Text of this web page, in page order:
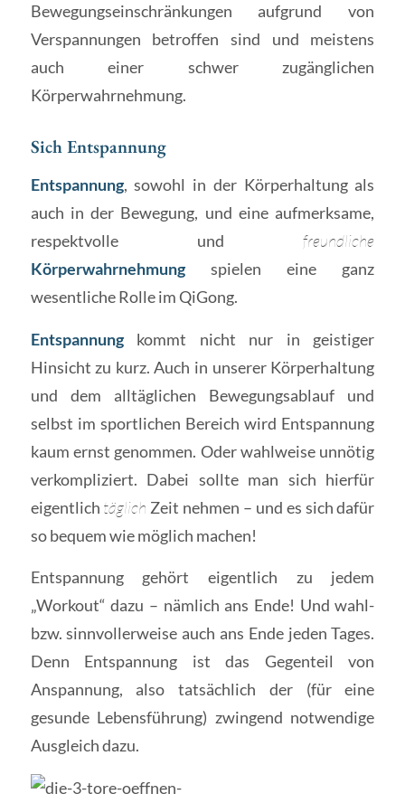
Bewegungseinschränkungen aufgrund von
Verspannungen betroffen sind und meistens
auch einer schwer zugänglichen
Körperwahrnehmung.
Sich Entspannung
Entspannung, sowohl in der Körperhaltung als
auch in der Bewegung, und eine aufmerksame,
respektvolle undfreundliche
Körperwahrnehmungspielen eine ganz
wesentliche Rolle im QiGong.
Entspannungkommt nicht nur in geistiger
Hinsicht zu kurz. Auch in unserer Körperhaltung
und dem alltäglichen Bewegungsablauf und
selbst im sportlichen Bereich wird Entspannung
kaum ernst genommen. Oder wahlweise unnötig
verkompliziert. Dabei sollte man sich hierfür
eigentlich täglich Zeit nehmen – und es sich dafür
so bequem wie möglich machen!
Entspannung gehört eigentlich zu jedem
„Workout“ dazu – nämlich ans Ende! Und wahl-
bzw. sinnvollerweise auch ans Ende jeden Tages.
Denn Entspannung ist das Gegenteil von
Anspannung, also tatsächlich der (für eine
gesunde Lebensführung) zwingend notwendige
Ausgleich dazu.